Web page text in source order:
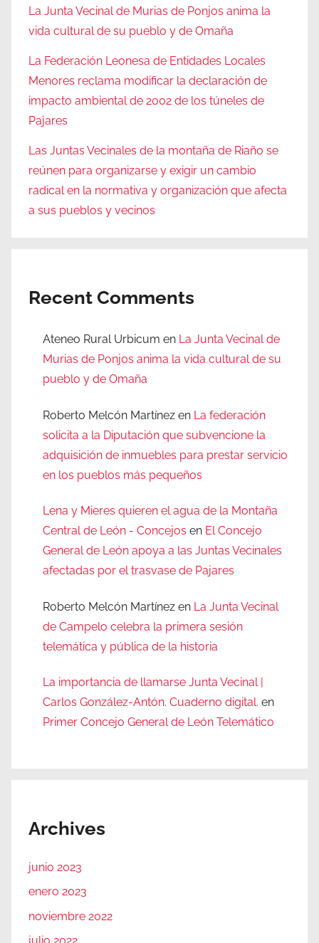
La Junta Vecinal de Murias de Ponjos anima la
vida cultural de su pueblo y de Omaña
La Federación Leonesa de Entidades Locales
Menores reclama modificar la declaración de
impacto ambiental de 2002 de los túneles de
Pajares
Las Juntas Vecinales de la montaña de Riaño se
reúnen para organizarse y exigir un cambio
radical en la normativa y organización que afecta
a sus pueblos y vecinos
Recent Comments
Ateneo Rural Urbicum en La Junta Vecinal de
Murias de Ponjos anima la vida cultural de su
pueblo y de Omaña
Roberto Melcón Martínez en La federación
solicita a la Diputación que subvencione la
adquisición de inmuebles para prestar servicio
en los pueblos más pequeños
Lena y Mieres quieren el agua de la Montaña
Central de León - Concejos en El Concejo
General de León apoya a las Juntas Vecinales
afectadas por el trasvase de Pajares
Roberto Melcón Martínez en La Junta Vecinal
de Campelo celebra la primera sesión
telemática y pública de la historia
La importancia de llamarse Junta Vecinal |
Carlos González-Antón. Cuaderno digital. en
Primer Concejo General de León Telemático
Archives
junio 2023
enero 2023
noviembre 2022